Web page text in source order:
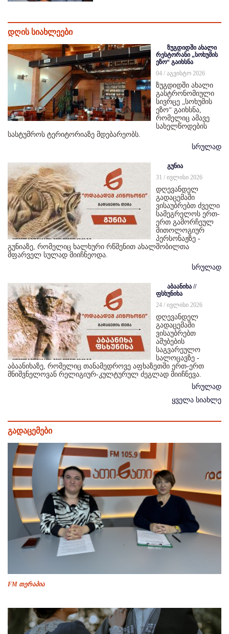
დღის სიახლეები
ზუგდიდში ახალი
რესტორანი „სოხუმის
ეზო“ გაიხსნა
04 / აგვისტო 2026
ზუგდიდში ახალი
გასტრონომიული
სივრცე „სოხუმის
ეზო“ გაიხსნა,
რომელიც ამავე
სახელწოდების
სასტუმროს ტერიტორიაზე მდებარეობს.
სრულად
გუნია
31 / ივლისი 2026
დღევანდელ
გადაცემაში
ვისაუბრებთ ძველი
სამეგრელოს ერთ-
ერთ გამორჩეულ
მითოლოგიურ
პერსონაჟზე -
გუნიაზე, რომელიც ხალხური რწმენით ახალშობილთა
მფარველ სულად მიიჩნეოდა.
სრულად
აბაანიხა //
ფსხუნიხა
24 / ივლისი 2026
დღევანდელ
გადაცემაში
ვისაუბრებთ
აშუბების
საგვარეულო
სალოცავზე -
აბაანიხაზე, რომელიც თანამედროვე აფხაზეთში ერთ-ერთ
მნიშვნელოვან რელიგიურ-კულტურულ ძეგლად მიიჩნევა.
სრულად
ყველა სიახლე
გადაცემები
FM თერაპია